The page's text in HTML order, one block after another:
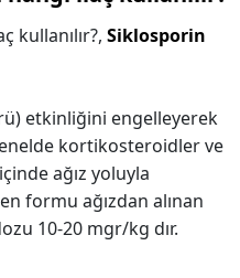
kullanılır?, Siklosporin
etkinliğini engelleyerek
kortikosteroidler ve
ağız yoluyla
formu ağızdan alınan
10-20 mgr/kg dır.